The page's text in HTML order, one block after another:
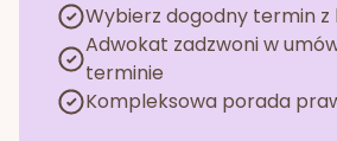
Wybierz dogodny termin z
Adwokat zadzwoni w
terminie
Kompleksowa porada